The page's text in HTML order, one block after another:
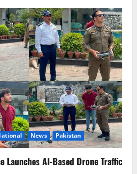
News Pakistan
Launches AI-Based Drone Traffic